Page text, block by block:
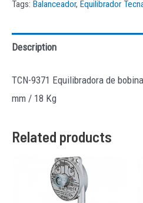
Tags: Balanceador, Equilibrador
Description
TCN-9371 Equilibradora de
mm / 18 Kg
Related products